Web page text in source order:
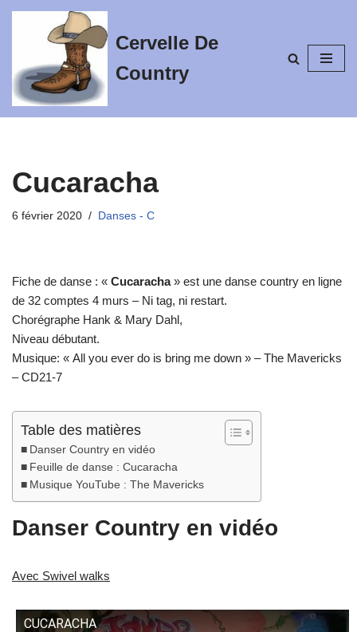
contenu
Cervelle De
Country
Cucaracha
6 février 2020 Danses - C
Fiche de danse : « Cucaracha» est une danse country en ligne
de 32 comptes 4 murs – Ni tag, ni restart.
Chorégraphe Hank & Mary Dahl,
Niveau débutant.
Musique: « All you ever do is bring me down » – The Mavericks
– CD21-7
Table des matières
Danser Country en vidéo
Feuille de danse : Cucaracha
Musique YouTube : The Mavericks
Danser Country en vidéo
Avec Swivel walks
CUCARACHA